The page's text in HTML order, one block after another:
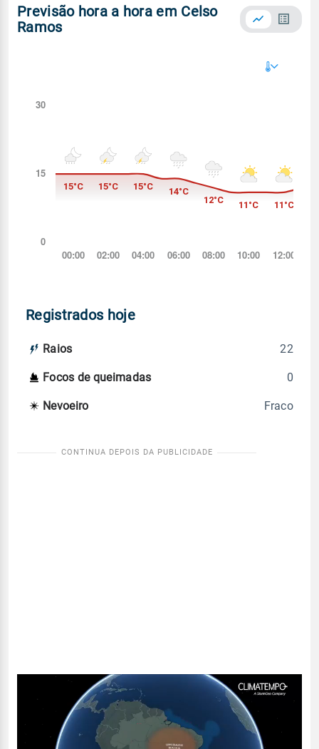
Previsão hora a hora em Celso
Ramos
Registrados hoje
Raios 22
Focos de queimadas 0
Nevoeiro Fraco